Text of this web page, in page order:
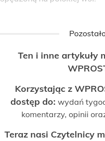
Ten i inne artykuły
Korzystając z
dostęp do: wydań
komentarzy, opinii
Teraz nasi Czytelnicy